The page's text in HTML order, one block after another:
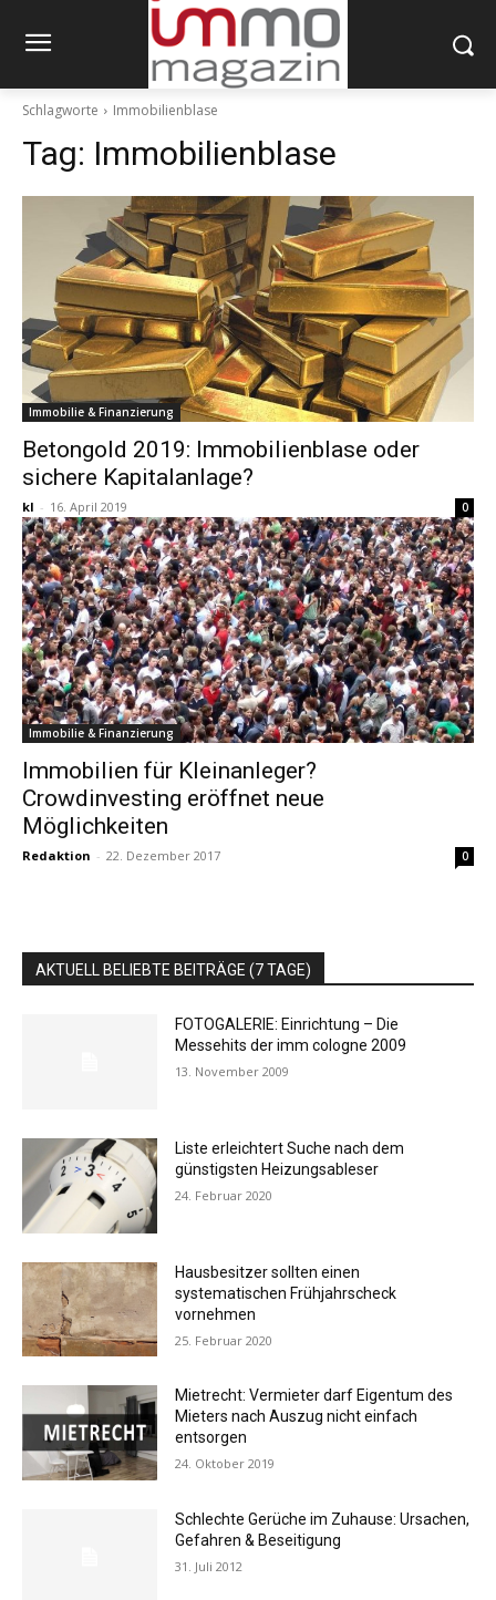
Schlagworte Immobilienblase
Tag: Immobilienblase
Immobilie & Finanzierung
Betongold 2019: Immobilienblase oder
sichere Kapitalanlage?
kl - 16. April 2019 0
Immobilie & Finanzierung
Immobilien für Kleinanleger?
Crowdinvesting eröffnet neue
Möglichkeiten
Redaktion - 22. Dezember 2017 0
AKTUELL BELIEBTE BEITRÄGE (7 TAGE)
FOTOGALERIE: Einrichtung – Die
Messehits der imm cologne 2009
13. November 2009
Liste erleichtert Suche nach dem
günstigsten Heizungsableser
24. Februar 2020
Hausbesitzer sollten einen
systematischen Frühjahrscheck
vornehmen
25. Februar 2020
Mietrecht: Vermieter darf Eigentum des
Mieters nach Auszug nicht einfach
entsorgen
24. Oktober 2019
Schlechte Gerüche im Zuhause: Ursachen,
Gefahren & Beseitigung
31. Juli 2012